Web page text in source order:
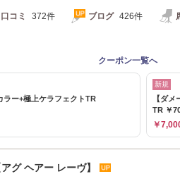
口コミ 372件 ブログ 426件
クーポン一覧へ
ラー+極上ケラフェクトTR
新規
【ダ
TR ￥
￥
グ ヘアー レーヴ】